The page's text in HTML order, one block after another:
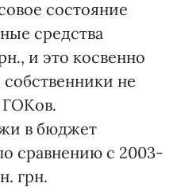
состояние
средства
и это косвенно
не
ГОКов.
в бюджет
сравнению с 2003-
грн.